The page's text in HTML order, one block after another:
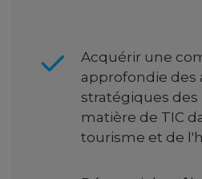
Acquérir une
approfondie des
stratégiques des
matière de TIC
tourisme et de